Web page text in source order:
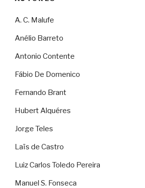
A. C. Malufe
Anélio Barreto
Antonio Contente
Fábio De Domenico
Fernando Brant
Hubert Alquéres
Jorge Teles
Laïs de Castro
Luiz Carlos Toledo Pereira
Manuel S. Fonseca